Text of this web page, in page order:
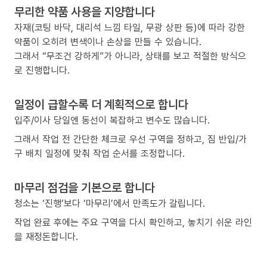
무리한 약품 사용을 지양합니다
자재(코팅 바닥, 대리석 느낌 타일, 무광 상판 등)에 따라 강한
약품이 오히려 변색이나 손상을 만들 수 있습니다.
그래서 “무조건 강하게”가 아니라, 상태를 보고 적절한 방식으
로 진행합니다.
일정이 급할수록 더 계획적으로 합니다
입주/이사 당일엔 동선이 복잡하고 변수도 많습니다.
그래서 작업 전 간단한 체크로 우선 구역을 정하고, 짐 반입/가
구 배치 일정에 맞춰 작업 순서를 조정합니다.
마무리 점검을 기본으로 합니다
청소는 ‘진행’보다 ‘마무리’에서 만족도가 갈립니다.
작업 완료 후에는 주요 구역을 다시 확인하고, 놓치기 쉬운 라인
을 재정돈합니다.